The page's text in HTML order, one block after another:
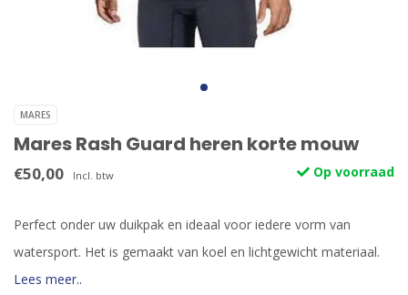
MARES
Mares Rash Guard heren korte mouw
€50,00 Incl. btw Op voorraad
Perfect onder uw duikpak en ideaal voor iedere vorm van
watersport. Het is gemaakt van koel en lichtgewicht materiaal.
Lees meer..